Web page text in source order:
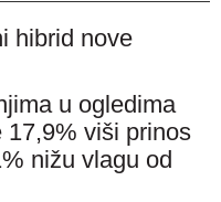
hibrid nove
u ogledima
17,9% viši prinos
nižu vlagu od